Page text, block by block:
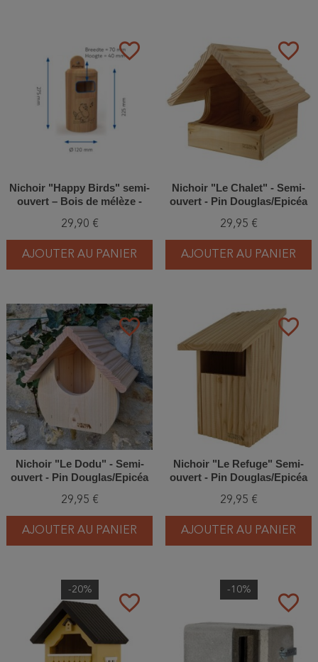
favorite_border
Nichoir "Happy Birds" semi-
ouvert – Bois de mélèze -
29,90 €
AJOUTER AU PANIER
favorite_border
Nichoir "Le Chalet" - Semi-
ouvert - Pin Douglas/Epicéa
29,95 €
AJOUTER AU PANIER
favorite_border
Nichoir "Le Dodu" - Semi-
ouvert - Pin Douglas/Epicéa
29,95 €
AJOUTER AU PANIER
favorite_border
Nichoir "Le Refuge" Semi-
ouvert - Pin Douglas/Epicéa
29,95 €
AJOUTER AU PANIER
favorite_border
-20%
favorite_border
-10%